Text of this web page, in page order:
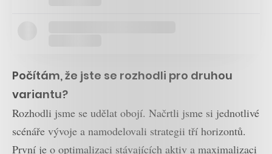
Počítám, že jste se rozhodli pro druhou
variantu?
Rozhodli jsme se udělat obojí. Načrtli jsme si jednotlivé
scénáře vývoje a namodelovali strategii tří horizontů.
První je o optimalizaci stávajících aktiv a maximalizaci